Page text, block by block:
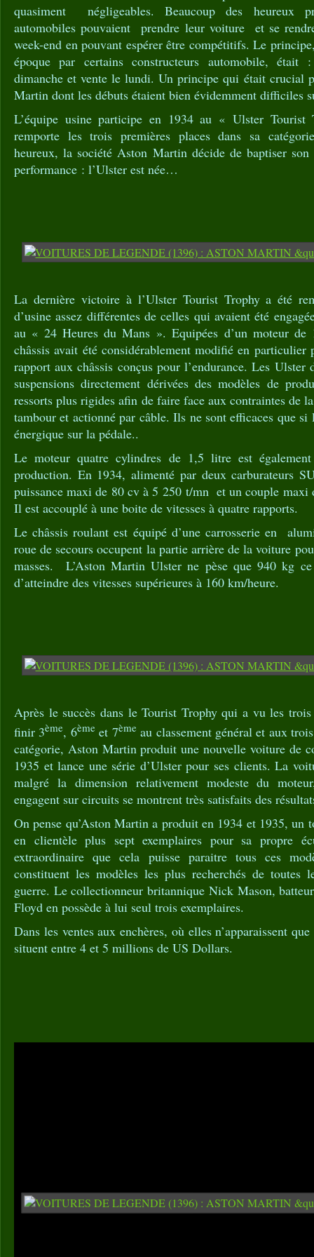
quasiment négligeables. Beaucoup des heureux
automobiles pouvaient prendre leur voiture et se
week-end en pouvant espérer être compétitifs. Le
époque par certains constructeurs automobile,
dimanche et vente le lundi. Un principe qui était crucial
Martin dont les débuts étaient bien évidemment difficiles
L’équipe usine participe en 1934 au « Ulster
remporte les trois premières places dans sa
heureux, la société Aston Martin décide de baptiser son
performance : l’Ulster est née…
La dernière victoire à l’Ulster Tourist Trophy a été
d’usine assez différentes de celles qui avaient été
au « 24 Heures du Mans ». Equipées d’un moteur
châssis avait été considérablement modifié en particulier
rapport aux châssis conçus pour l’endurance. Les Ulster
suspensions directement dérivées des modèles de
ressorts plus rigides afin de faire face aux contraintes de
tambour et actionné par câble. Ils ne sont efficaces que
énergique sur la pédale..
Le moteur quatre cylindres de 1,5 litre est
production. En 1934, alimenté par deux carburateurs
puissance maxi de 80 cv à 5 250 t/mn et un couple
Il est accouplé à une boite de vitesses à quatre rapports.
Le châssis roulant est équipé d’une carrosserie en
roue de secours occupent la partie arrière de la voiture
masses. L’Aston Martin Ulster ne pèse que 940 kg
d’atteindre des vitesses supérieures à 160 km/heure.
Après le succès dans le Tourist Trophy qui a vu les
finir 3ème, 6èmeet 7èmeau classement général et aux
catégorie, Aston Martin produit une nouvelle voiture de
1935 et lance une série d’Ulster pour ses clients. La
malgré la dimension relativement modeste du
engagent sur circuits se montrent très satisfaits des
On pense qu’Aston Martin a produit en 1934 et 1935, un
en clientèle plus sept exemplaires pour sa propre
extraordinaire que cela puisse paraitre tous ces
constituent les modèles les plus recherchés de toutes
guerre. Le collectionneur britannique Nick Mason,
Floyd en possède à lui seul trois exemplaires.
Dans les ventes aux enchères, où elles n’apparaissent
situent entre 4 et 5 millions de US Dollars.